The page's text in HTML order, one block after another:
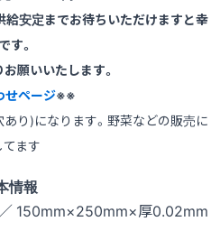
給安定までお待ちいただけますと幸
す。
願いいたします。
せページ※※
り)になります。野菜などの販売に
ます
情報
／ 150mm×250mm×厚0.02mm